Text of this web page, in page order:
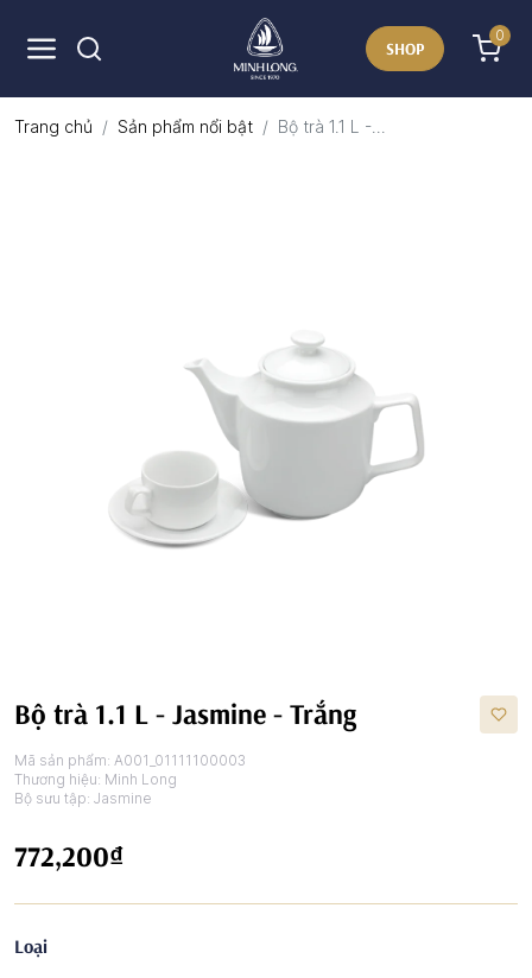
SHOP
0
Trang chủ Sản phẩm nổi bật Bộ trà 1.1 L -...
Bộ trà 1.1 L - Jasmine - Trắng
Mã sản phẩm: A001_01111100003
Thương hiệu: Minh Long
Bộ sưu tập: Jasmine
772,200₫
Loại